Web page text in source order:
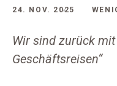
24. NOV. 2025
Wir sind zurück mit
Geschäftsreisen“